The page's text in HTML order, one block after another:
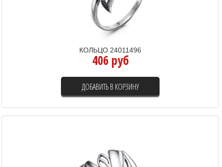
КОЛЬЦО 24011496
406 руб
ДОБАВИТЬ В КОРЗИНУ